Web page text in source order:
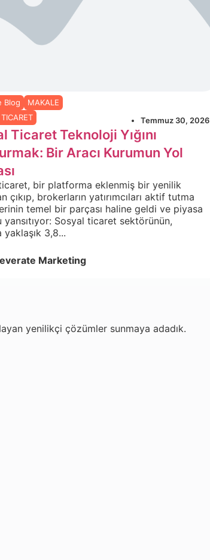
Blog
MAKALE
Temmuz 30, 2026
Ticaret Teknoloji Yığını
Bir Aracı Kurumun Yol
bir platforma eklenmiş bir yenilik
çıkıp, brokerların yatırımcıları aktif tutma
temel bir parçası haline geldi ve piyasa
yansıtıyor: Sosyal ticaret sektörünün,
yaklaşık 3,8...
Marketing
yenilikçi çözümler sunmaya adadık.